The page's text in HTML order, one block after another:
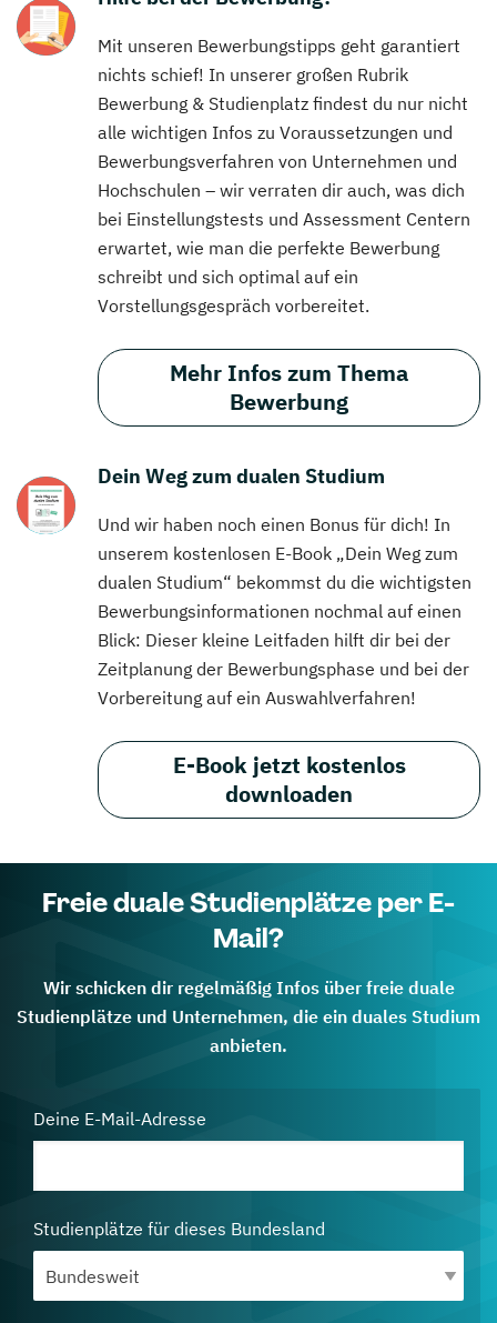
Mit unseren Bewerbungstipps geht garantiert
nichts schief! In unserer großen Rubrik
Bewerbung & Studienplatz findest du nur nicht
alle wichtigen Infos zu Voraussetzungen und
Bewerbungsverfahren von Unternehmen und
Hochschulen – wir verraten dir auch, was dich
bei Einstellungstests und Assessment Centern
erwartet, wie man die perfekte Bewerbung
schreibt und sich optimal auf ein
Vorstellungsgespräch vorbereitet.
Mehr Infos zum Thema
Bewerbung
Dein Weg zum dualen Studium
Und wir haben noch einen Bonus für dich! In
unserem kostenlosen E-Book „Dein Weg zum
dualen Studium“ bekommst du die wichtigsten
Bewerbungsinformationen nochmal auf einen
Blick: Dieser kleine Leitfaden hilft dir bei der
Zeitplanung der Bewerbungsphase und bei der
Vorbereitung auf ein Auswahlverfahren!
E-Book jetzt kostenlos
downloaden
Freie duale Studienplätze per E-
Mail?
Wir schicken dir regelmäßig Infos über freie duale
Studienplätze und Unternehmen, die ein duales Studium
anbieten.
Deine E-Mail-Adresse
Studienplätze für dieses Bundesland